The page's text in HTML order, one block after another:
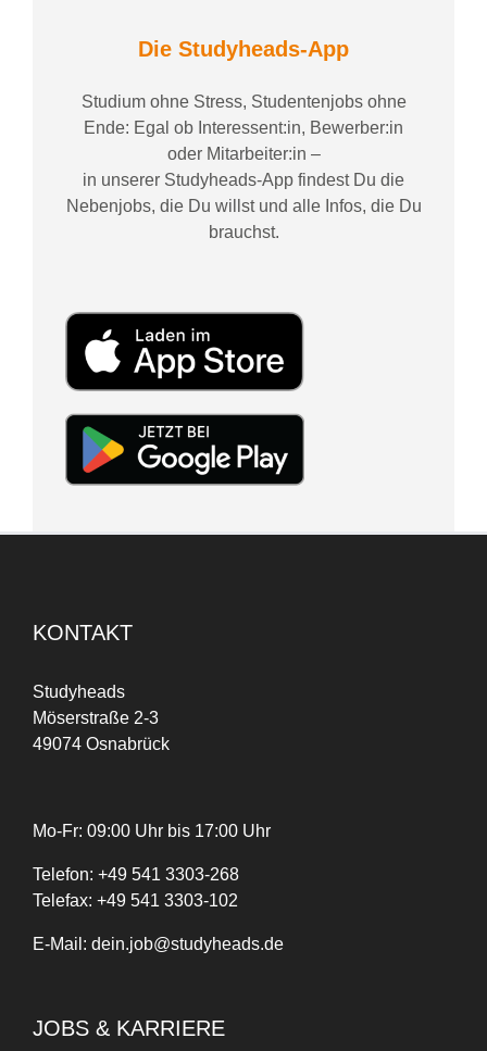
Die Studyheads-App
Studium ohne Stress, Studentenjobs ohne
Ende: Egal ob Interessent:in, Bewerber:in
oder Mitarbeiter:in –
in unserer Studyheads-App findest Du die
Nebenjobs, die Du willst und alle Infos, die Du
brauchst.
KONTAKT
Studyheads
Möserstraße 2-3
49074 Osnabrück
Mo-Fr: 09:00 Uhr bis 17:00 Uhr
Telefon: +49 541 3303-268
Telefax: +49 541 3303-102
E-Mail: dein.job@studyheads.de
JOBS & KARRIERE